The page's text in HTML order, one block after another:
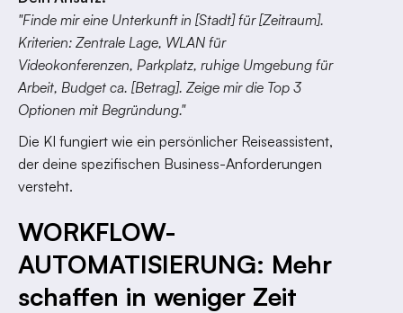
"Finde mir eine Unterkunft in [Stadt] für [Zeitraum].
Kriterien: Zentrale Lage, WLAN für
Videokonferenzen, Parkplatz, ruhige Umgebung für
Arbeit, Budget ca. [Betrag]. Zeige mir die Top 3
Optionen mit Begründung."
Die KI fungiert wie ein persönlicher Reiseassistent,
der deine spezifischen Business-Anforderungen
versteht.
WORKFLOW-
AUTOMATISIERUNG: Mehr
schaffen in weniger Zeit